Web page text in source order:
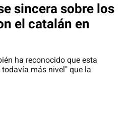
sincera sobre los
el catalán en
ha reconocido que esta
más nivel" que la